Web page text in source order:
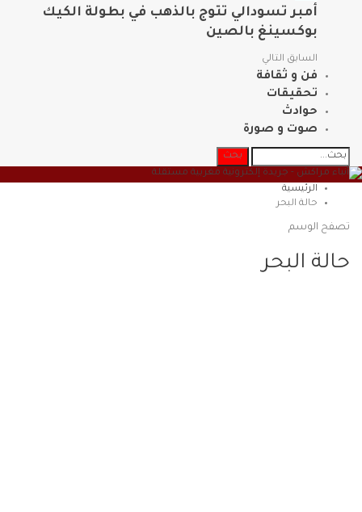
أمبر تسودالي تتوج بالذهب في بطولة الكيك
بوكسينغ بالصين
السابق التالي
فن و ثقافة
تحقيقات
حوادث
صوت و صورة
الرئيسية
حالة البحر
تصفح الوسم
حالة البحر